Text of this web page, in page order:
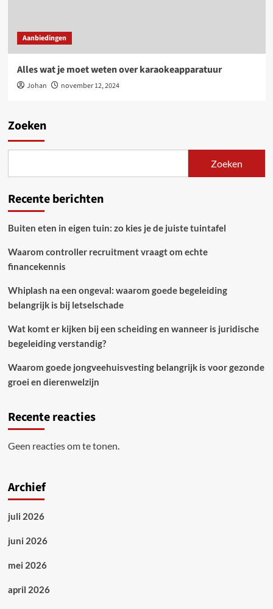
Aanbiedingen
Alles wat je moet weten over karaokeapparatuur
Johan november 12, 2024
Zoeken
Zoeken
Recente berichten
Buiten eten in eigen tuin: zo kies je de juiste tuintafel
Waarom controller recruitment vraagt om echte
financekennis
Whiplash na een ongeval: waarom goede begeleiding
belangrijk is bij letselschade
Wat komt er kijken bij een scheiding en wanneer is juridische
begeleiding verstandig?
Waarom goede jongveehuisvesting belangrijk is voor gezonde
groei en dierenwelzijn
Recente reacties
Geen reacties om te tonen.
Archief
juli 2026
juni 2026
mei 2026
april 2026